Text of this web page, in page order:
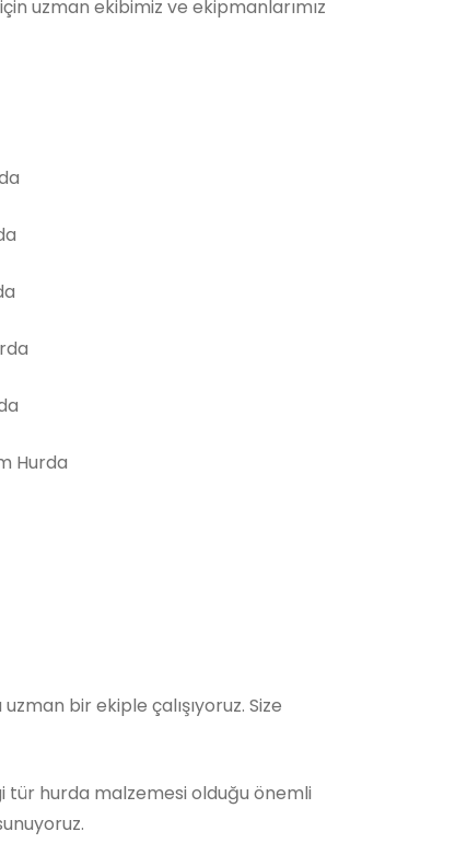
uzman ekibimiz ve ekipmanlarımız
Hurda
bir ekiple çalışıyoruz. Size
tür hurda malzemesi olduğu önemli